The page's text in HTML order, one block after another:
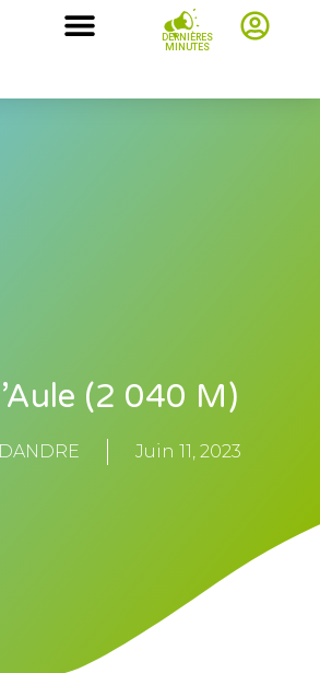
DERNIÈRES
MINUTES
(2 040 M)
Juin 11, 2023